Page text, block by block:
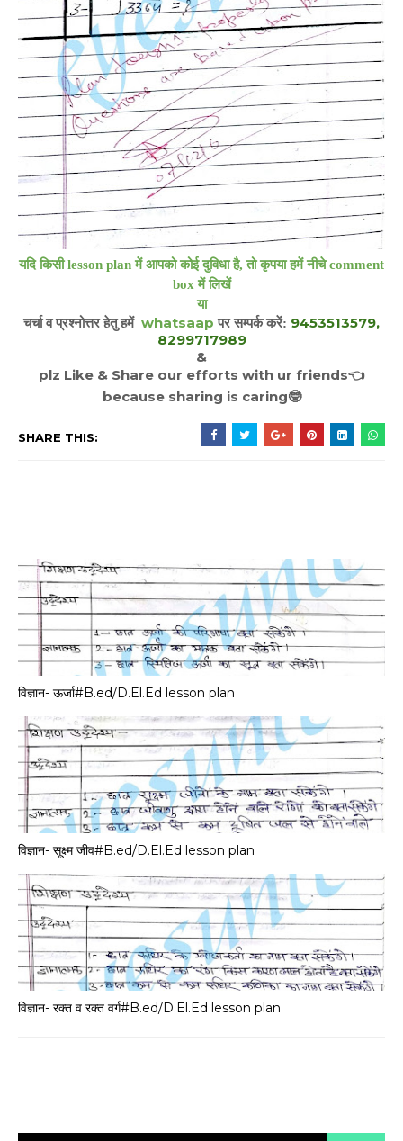
यदि किसी lesson plan में आपको कोई दुविधा है, तो कृपया हमें नीचे comment
box में लिखें
या
चर्चा व प्रश्नोत्तर हेतु हमें whatsaap पर सम्पर्क करें: 9453513579,
8299717989
&
plz Like & Share our efforts with ur friends👈
because sharing is caring🤓
SHARE THIS:
विज्ञान- ऊर्जा#B.ed/D.El.Ed lesson plan
विज्ञान- सूक्ष्म जीव#B.ed/D.El.Ed lesson plan
विज्ञान- रक्त व रक्त वर्ग#B.ed/D.El.Ed lesson plan